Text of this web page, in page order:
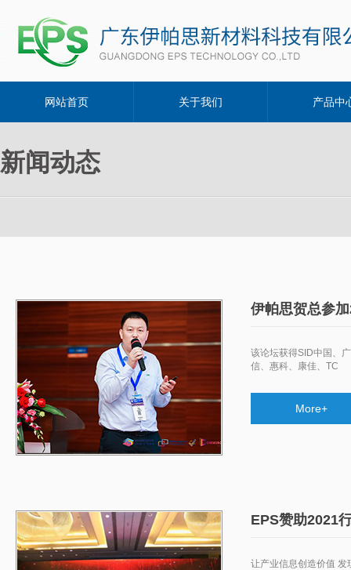
网站首页 关于我们 产品中
新闻动态
伊帕思贺总参
该论坛获得SID中国、
信、惠科、康佳、TC
More+
EPS赞助2021
让产业信息创造价值